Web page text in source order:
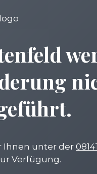
Ihnen unter der
Verfügung.